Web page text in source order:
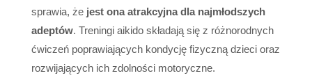
sprawia, że jest ona atrakcyjna dla najmłodszych
adeptów. Treningi aikido składają się z różnorodnych
ćwiczeń poprawiających kondycję fizyczną dzieci oraz
rozwijających ich zdolności motoryczne.